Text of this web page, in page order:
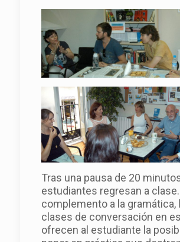
Tras una pausa de 20
estudiantes regresan a
complemento a la gramática,
clases de conversación en
ofrecen al estudiante la